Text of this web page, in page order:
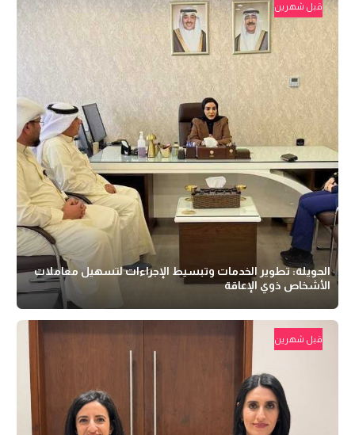
قبل شهرين
الحويلة: تطوير الخدمات وتبسيط الإجراءات لتسهيل معاملات
الأشخاص ذوي الإعاقة
قبل شهرين